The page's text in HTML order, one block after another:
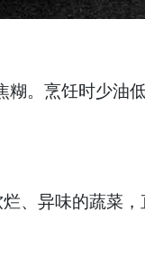
。烹饪时少油
异味的蔬菜，